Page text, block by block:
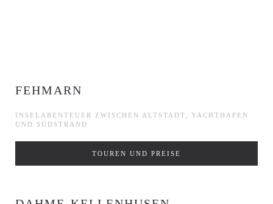
FEHMARN
INSELABENTEUER ZWISCHEN ALTSTADT, YACHTHAFEN
UND SÜDSTRAND
TOUREN UND PREISE